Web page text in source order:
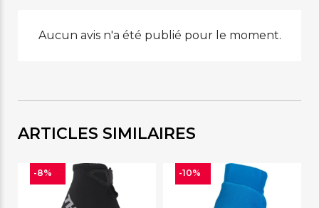
Aucun avis n'a été publié pour le moment.
ARTICLES SIMILAIRES
-8% -10%